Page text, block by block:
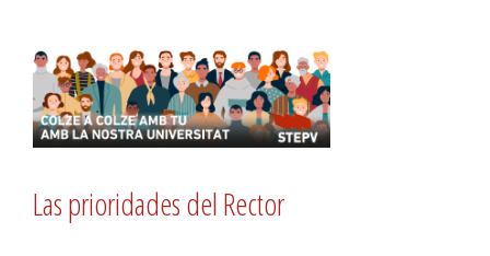
Las prioridades del Rector